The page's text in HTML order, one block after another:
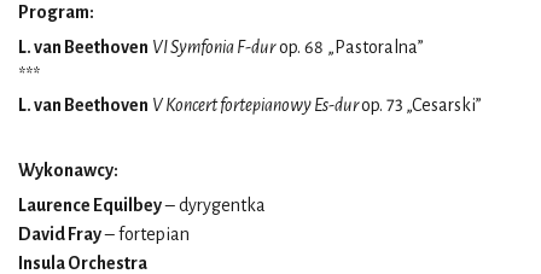
Program:
L. van Beethoven VI Symfonia F-durop. 68 „Pastoralna”
***
L. van Beethoven V Koncert fortepianowy Es-durop. 73 „Cesarski”
Wykonawcy:
Laurence Equilbey– dyrygentka
David Fray– fortepian
Insula Orchestra